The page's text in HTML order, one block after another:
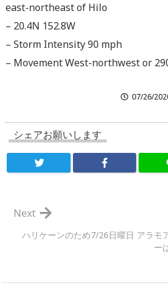
east-northeast of Hilo
– 20.4N 152.8W
– Storm Intensity 90 mph
– Movement West-northwest or
07/26/
シェアお願いします
ハリケーンのため7/26日曜日 アラモ
ー
Next